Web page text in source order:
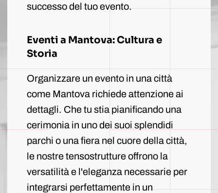
successo del tuo evento.
Eventi a Mantova: Cultura e
Storia
Organizzare un evento in una città
come Mantova richiede attenzione ai
dettagli. Che tu stia pianificando una
cerimonia in uno dei suoi splendidi
parchi o una fiera nel cuore della città,
le nostre tensostrutture offrono la
versatilità e l'eleganza necessarie per
integrarsi perfettamente in un